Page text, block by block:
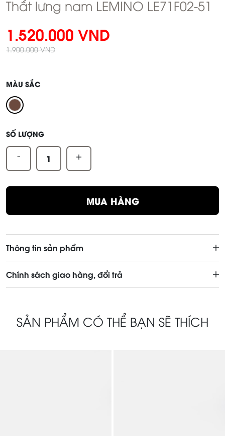
Thắt lưng nam LEMINO LE71F02-51
1.520.000 VND
1.900.000 VND
MÀU SẮC
SỐ LƯỢNG
- +
MUA HÀNG
Thông tin sản phẩm
Chính sách giao hàng, đổi trả
SẢN PHẨM CÓ THỂ BẠN SẼ THÍCH